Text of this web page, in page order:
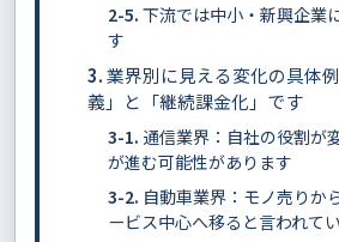
下流では中小・新興企業
す
業界別に見える変化の具体
義」と「継続課金化」です
通信業界：自社の役割が
が進む可能性があります
自動車業界：モノ売りか
ービス中心へ移ると言われて